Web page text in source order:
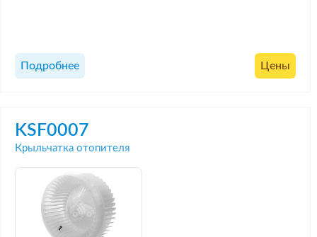
Подробнее Цены
KSF0007
Крыльчатка отопителя